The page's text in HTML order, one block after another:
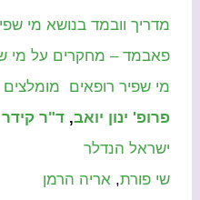
מדריך וובמד בנושא מי
פאבמד – מחקרים על מי
מי שפיר רופאים מומלצים
פרופ' ינון יואב,ד"ר קידר
ישראל הנדלר
שי פורת, אריה הרמן